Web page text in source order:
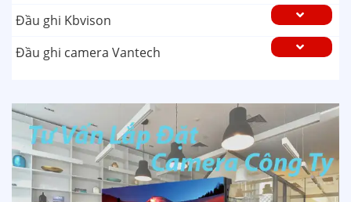
Đầu ghi Kbvison
Đầu ghi camera Vantech